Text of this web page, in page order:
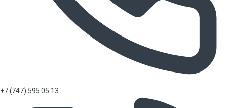
+7 (747) 595 05 13